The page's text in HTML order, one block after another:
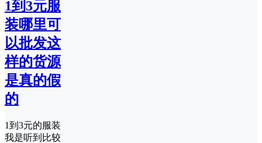
1到3元服
装哪里可
以批发这
样的货源
是真的假
的
1到3元的服装
我是听到比较